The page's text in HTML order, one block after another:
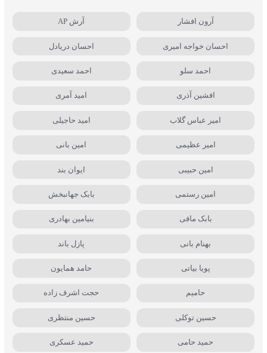
آرون افشار آرش AP
احسان خواجه امیری احسان دریادل
احمد سلو احمد سعیدی
افشین آذری امید آمری
امیر عباس گلاب امید حاجیلی
امیر عظیمی امین بانی
امین حبیبی ایوان بند
امین رستمی بابک جهانبخش
بابک مافی بنیامین بهادری
بهنام بانی پازل باند
پویا بیاتی حامد همایون
حامیم حجت اشرف زاده
حسین توکلی حسین منتظری
حمید حامی حمید عسکری